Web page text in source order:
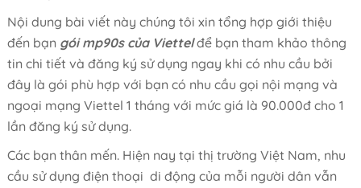
Nội dung bài viết này chúng tôi xin tổng hợp giới thiệu
đến bạn gói mp90s của Viettelđể bạn tham khảo thông
tin chi tiết và đăng ký sử dụng ngay khi có nhu cầu bởi
đây là gói phù hợp với bạn có nhu cầu gọi nội mạng và
ngoại mạng Viettel 1 tháng với mức giá là 90.000đ cho 1
lần đăng ký sử dụng.
Các bạn thân mến. Hiện nay tại thị trường Việt Nam, nhu
cầu sử dụng điện thoại di động của mỗi người dân vẫn